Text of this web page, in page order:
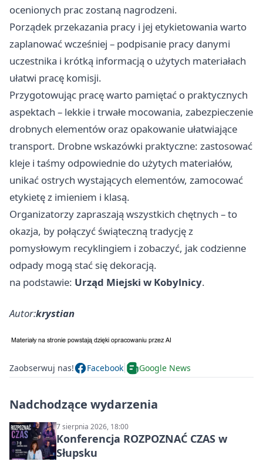
ocenionych prac zostaną nagrodzeni.
Porządek przekazania pracy i jej etykietowania warto
zaplanować wcześniej – podpisanie pracy danymi
uczestnika i krótką informacją o użytych materiałach
ułatwi pracę komisji.
Przygotowując pracę warto pamiętać o praktycznych
aspektach – lekkie i trwałe mocowania, zabezpieczenie
drobnych elementów oraz opakowanie ułatwiające
transport. Drobne wskazówki praktyczne: zastosować
kleje i taśmy odpowiednie do użytych materiałów,
unikać ostrych wystających elementów, zamocować
etykietę z imieniem i klasą.
Organizatorzy zapraszają wszystkich chętnych – to
okazja, by połączyć świąteczną tradycję z
pomysłowym recyklingiem i zobaczyć, jak codzienne
odpady mogą stać się dekoracją.
na podstawie: Urząd Miejski w Kobylnicy.
Autor:krystian
Zaobserwuj nas! Facebook Google News
Nadchodzące wydarzenia
7 sierpnia 2026, 18:00
Konferencja ROZPOZNAĆ CZAS w
Słupsku